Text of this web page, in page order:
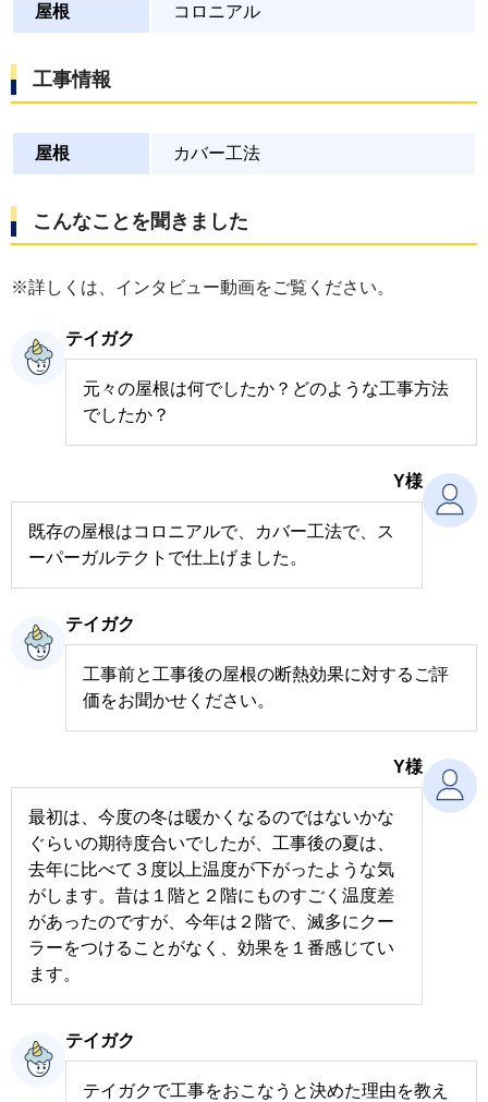
屋根 コロニアル
工事情報
屋根 カバー工法
こんなことを聞きました
※詳しくは、インタビュー動画をご覧ください。
テイガク
元々の屋根は何でしたか？どのような工事方法
でしたか？
Y様
既存の屋根はコロニアルで、カバー工法で、ス
ーパーガルテクトで仕上げました。
テイガク
工事前と工事後の屋根の断熱効果に対するご評
価をお聞かせください。
Y様
最初は、今度の冬は暖かくなるのではないかな
ぐらいの期待度合いでしたが、工事後の夏は、
去年に比べて３度以上温度が下がったような気
がします。昔は１階と２階にものすごく温度差
があったのですが、今年は２階で、滅多にクー
ラーをつけることがなく、効果を１番感じてい
ます。
テイガク
テイガクで工事をおこなうと決めた理由を教え